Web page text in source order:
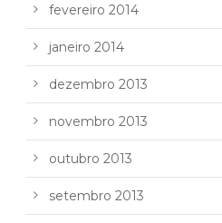
fevereiro 2014
janeiro 2014
dezembro 2013
novembro 2013
outubro 2013
setembro 2013